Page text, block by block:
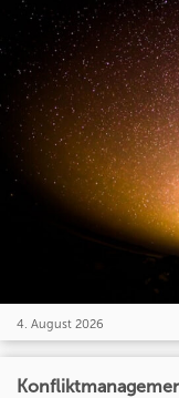
4. August 2026